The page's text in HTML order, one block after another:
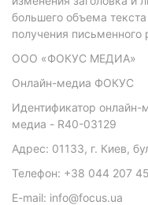
большего объема
получения
ООО «ФОКУС МЕДИА»
Онлайн-медиа ФОКУС
Идентификатор онлайн-
медиа - R40-03129
Адрес: 01133, г. Киев,
Телефон: +38 044 207
E-mail: info@focus.ua